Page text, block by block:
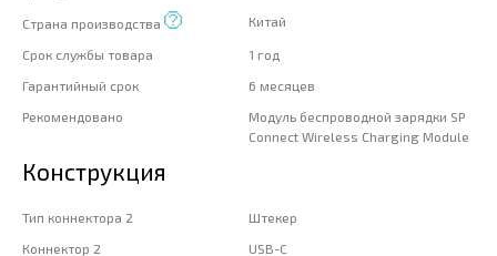
Страна производства Китай
Срок службы товара
1 год
Гарантийный срок
6 месяцев
Рекомендовано
Модуль беспроводной зарядки SP
Connect Wireless Charging Module
Конструкция
Тип коннектора 2
Штекер
Коннектор 2
USB-C